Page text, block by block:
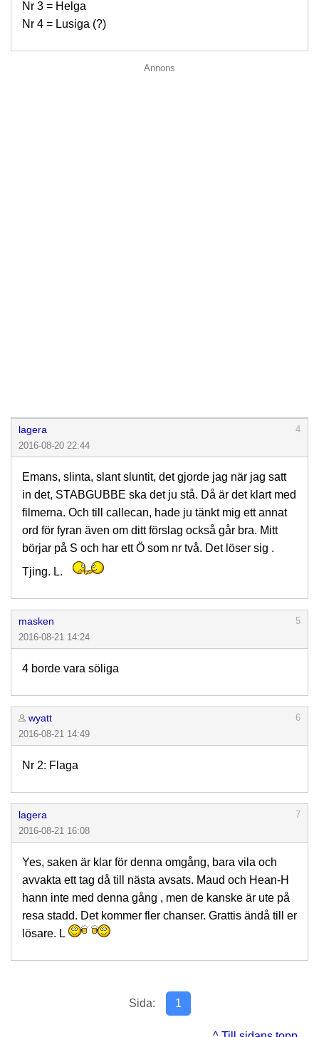
Nr 3 = Helga
Nr 4 = Lusiga (?)
Annons
lagera
4
2016-08-20 22:44
Emans, slinta, slant sluntit, det gjorde jag när jag satt
in det, STABGUBBE ska det ju stå. Då är det klart med
filmerna. Och till callecan, hade ju tänkt mig ett annat
ord för fyran även om ditt förslag också går bra. Mitt
börjar på S och har ett Ö som nr två. Det löser sig .
Tjing. L.
masken
5
2016-08-21 14:24
4 borde vara söliga
wyatt
6
2016-08-21 14:49
Nr 2: Flaga
lagera
7
2016-08-21 16:08
Yes, saken är klar för denna omgång, bara vila och
avvakta ett tag då till nästa avsats. Maud och Hean-H
hann inte med denna gång , men de kanske är ute på
resa stadd. Det kommer fler chanser. Grattis ändå till er
lösare. L
Sida: 1